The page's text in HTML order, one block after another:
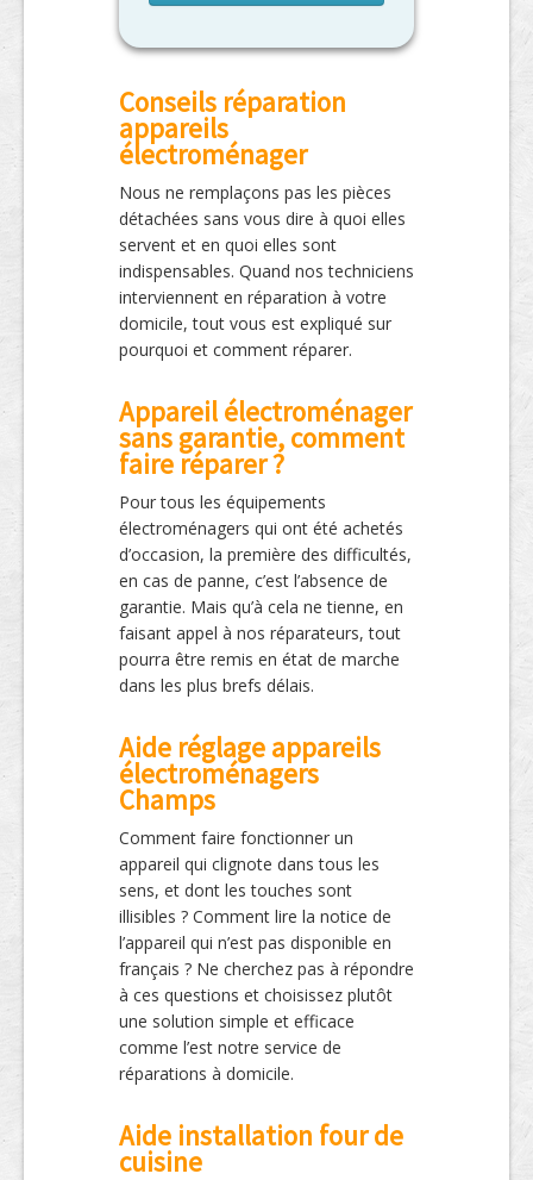
Conseils réparation
appareils
électroménager
Nous ne remplaçons pas les pièces
détachées sans vous dire à quoi elles
servent et en quoi elles sont
indispensables. Quand nos techniciens
interviennent en réparation à votre
domicile, tout vous est expliqué sur
pourquoi et comment réparer.
Appareil électroménager
sans garantie, comment
faire réparer ?
Pour tous les équipements
électroménagers qui ont été achetés
d’occasion, la première des difficultés,
en cas de panne, c’est l’absence de
garantie. Mais qu’à cela ne tienne, en
faisant appel à nos réparateurs, tout
pourra être remis en état de marche
dans les plus brefs délais.
Aide réglage appareils
électroménagers
Champs
Comment faire fonctionner un
appareil qui clignote dans tous les
sens, et dont les touches sont
illisibles ? Comment lire la notice de
l’appareil qui n’est pas disponible en
français ? Ne cherchez pas à répondre
à ces questions et choisissez plutôt
une solution simple et efficace
comme l’est notre service de
réparations à domicile.
Aide installation four de
cuisine